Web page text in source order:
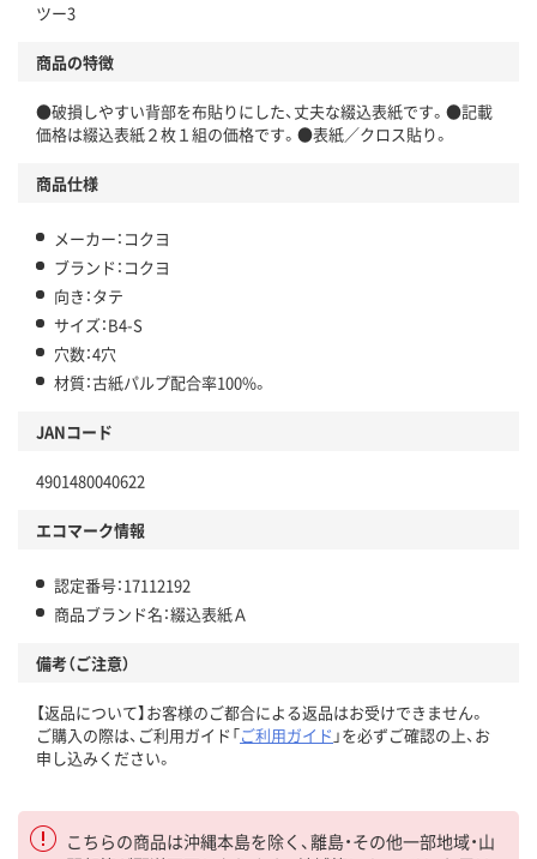
ツー3
商品の特徴
●破損しやすい背部を布貼りにした、丈夫な綴込表紙です。●記載
価格は綴込表紙２枚１組の価格です。●表紙／クロス貼り。
商品仕様
メーカー：コクヨ
ブランド：コクヨ
向き：タテ
サイズ：B4-S
穴数：4穴
材質：古紙パルプ配合率100%。
JANコード
4901480040622
エコマーク情報
認定番号：17112192
商品ブランド名：綴込表紙Ａ
備考（ご注意）
【返品について】お客様のご都合による返品はお受けできません。
ご購入の際は、ご利用ガイド「ご利用ガイド 」を必ずご確認の上、お
申し込みください。
こちらの商品は沖縄本島を除く、離島・その他一部地域・山